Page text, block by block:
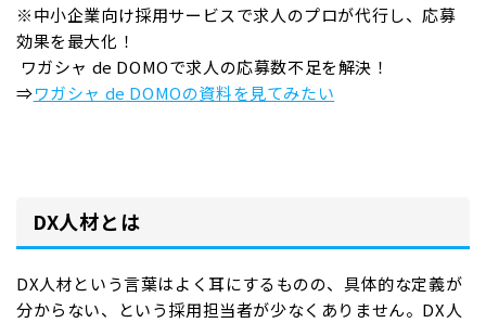
※中小企業向け採用サービスで求人のプロが代行し、応募
効果を最大化！
ワガシャ de DOMOで求人の応募数不足を解決！
⇒ワガシャ de DOMOの資料を見てみたい
DX人材とは
DX人材という言葉はよく耳にするものの、具体的な定義が
分からない、という採用担当者が少なくありません。DX人